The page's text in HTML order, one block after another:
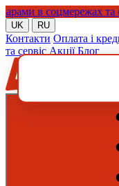
в соцмережах та
UK RU
Контакти Оплата і
та сервіс Акції Блог